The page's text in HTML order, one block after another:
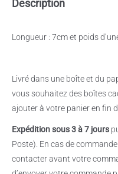
Description
Longueur : 7cm et poids
Livré dans une boîte et du
vous souhaitez des boîtes
ajouter à votre panier en fin
Expédition sous 3 à 7 jours
Poste). En cas de
contacter avant votre